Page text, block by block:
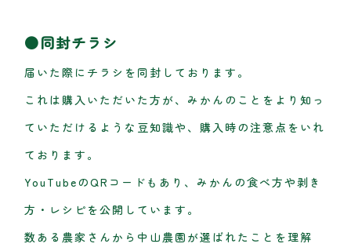
●同封チラシ
届いた際にチラシを同封しております。
これは購入いただいた方が、みかんのことをより知っ
ていただけるような豆知識や、購入時の注意点をいれ
ております。
YouTubeのQRコードもあり、みかんの食べ方や剥き
方・レシピを公開しています。
数ある農家さんから中山農園が選ばれたことを理解